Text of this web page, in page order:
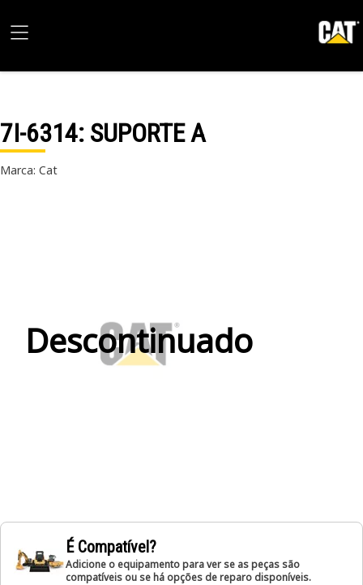
7I-6314: SUPORTE A
Marca: Cat
Descontinuado
É Compatível?
Adicione o equipamento para ver se as peças são
compatíveis ou se há opções de reparo disponíveis.